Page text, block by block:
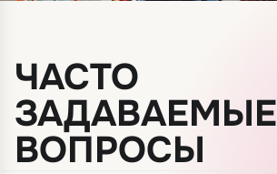
ЧАСТО
ЗАДАВАЕМЫЕ
ВОПРОСЫ